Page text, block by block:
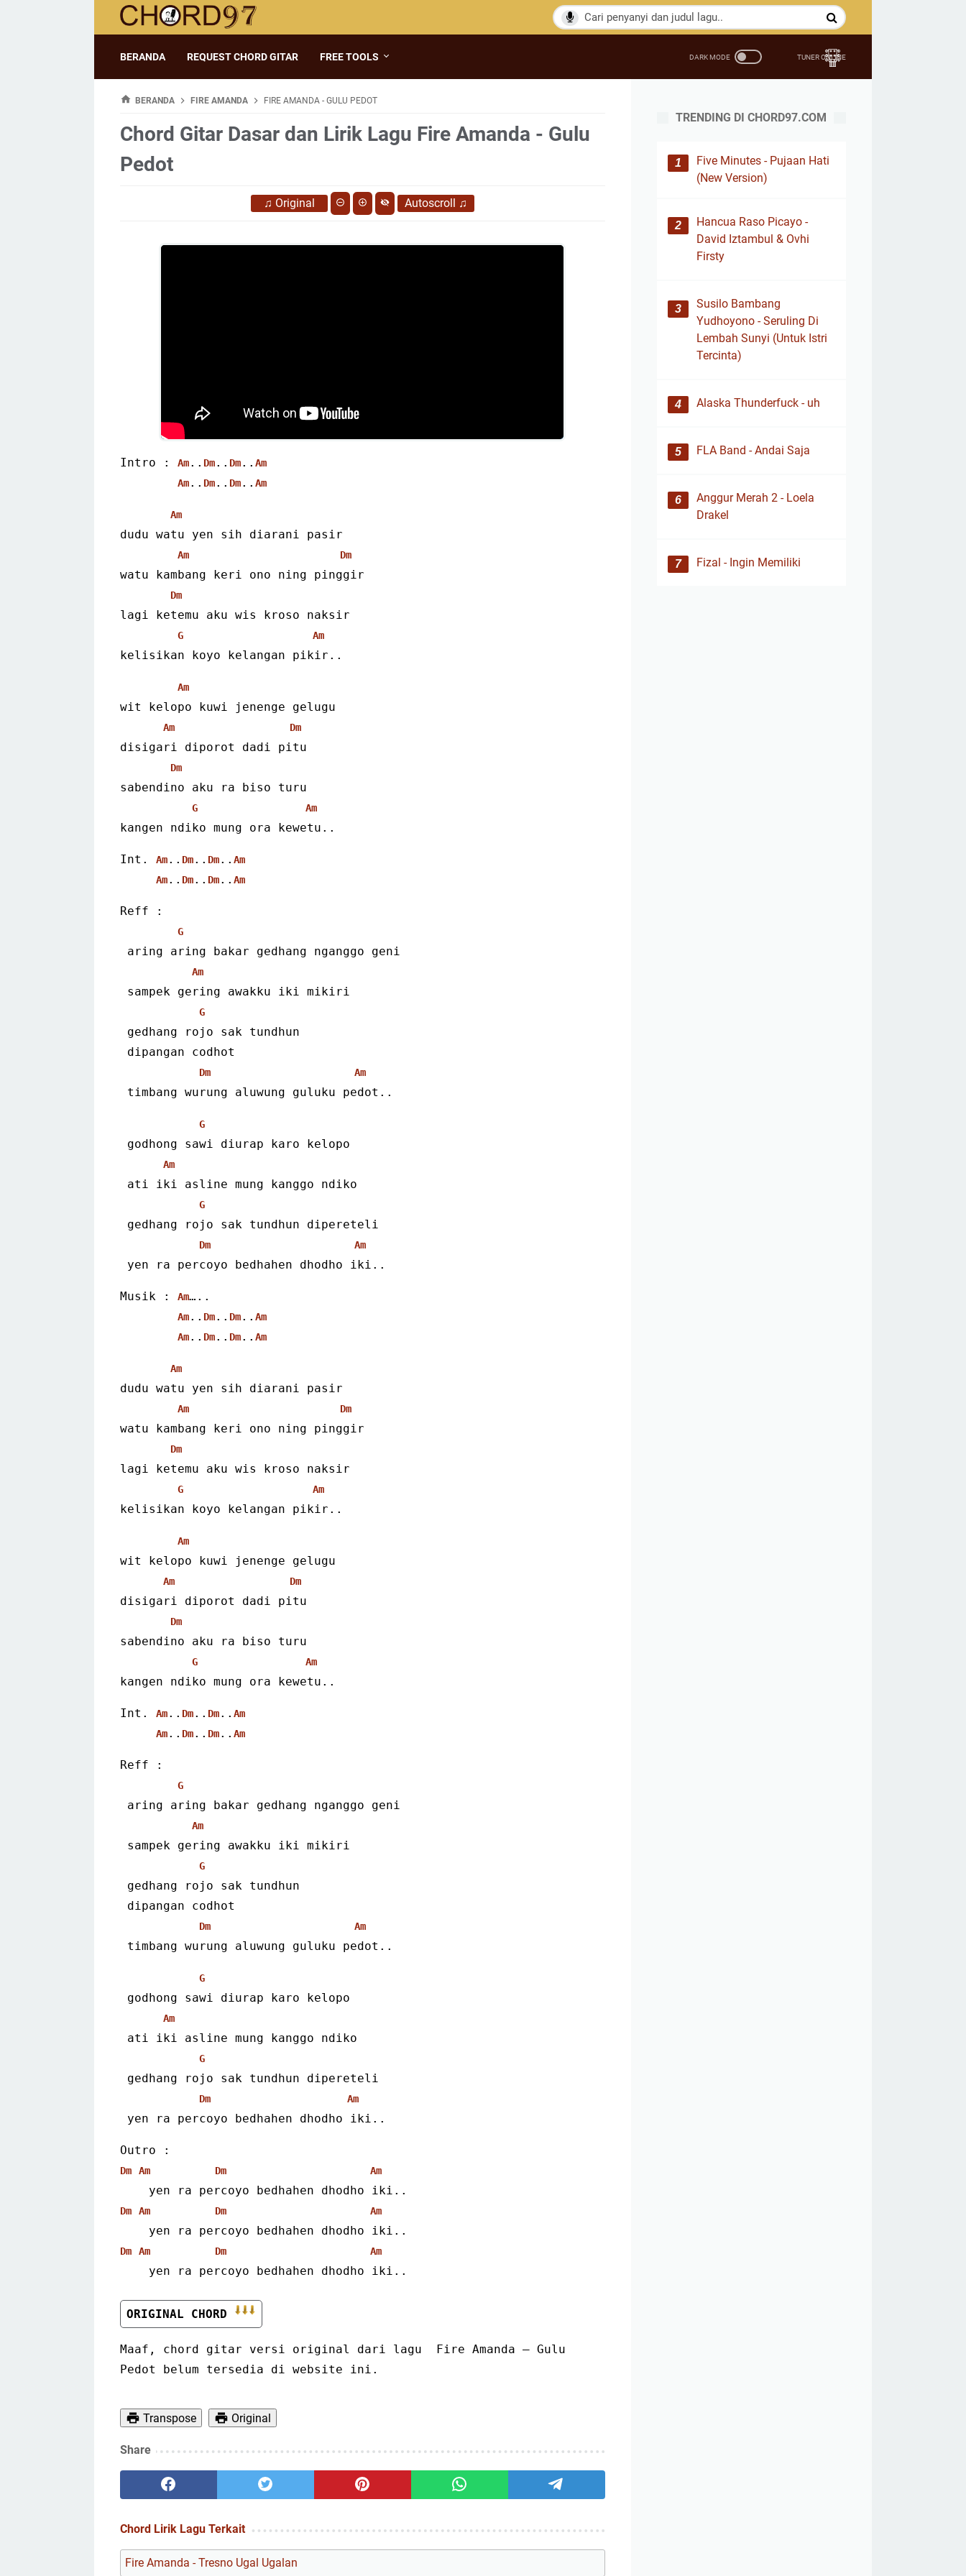
BERANDA REQUEST CHORD GITAR FREE TOOLS
BERANDA FIRE AMANDA FIRE AMANDA - GULU PEDOT
Chord Gitar Dasar dan Lirik Lagu Fire Amanda - Gulu
Pedot
♫ Original Autoscroll ♫
Intro : Am.. Dm.. Dm.. Am
Am.. Dm.. Dm.. Am
Am
dudu watu yen sih diarani pasir
Am Dm
watu kambang keri ono ning pinggir
Dm
lagi ketemu aku wis kroso naksir
G Am
kelisikan koyo kelangan pikir..
Am
wit kelopo kuwi jenenge gelugu
Am Dm
disigari diporot dadi pitu
Dm
sabendino aku ra biso turu
G Am
kangen ndiko mung ora kewetu..
Int. Am.. Dm.. Dm.. Am
Am.. Dm.. Dm.. Am
Reff :
G
aring aring bakar gedhang nganggo geni
Am
sampek gering awakku iki mikiri
G
gedhang rojo sak tundhun
dipangan codhot
Dm Am
timbang wurung aluwung guluku pedot..
G
godhong sawi diurap karo kelopo
Am
ati iki asline mung kanggo ndiko
G
gedhang rojo sak tundhun dipereteli
Dm Am
yen ra percoyo bedhahen dhodho iki..
Musik : Am…..
Am.. Dm.. Dm.. Am
Am.. Dm.. Dm.. Am
Am
dudu watu yen sih diarani pasir
Am Dm
watu kambang keri ono ning pinggir
Dm
lagi ketemu aku wis kroso naksir
G Am
kelisikan koyo kelangan pikir..
Am
wit kelopo kuwi jenenge gelugu
Am Dm
disigari diporot dadi pitu
Dm
sabendino aku ra biso turu
G Am
kangen ndiko mung ora kewetu..
Int. Am.. Dm.. Dm.. Am
Am.. Dm.. Dm.. Am
Reff :
G
aring aring bakar gedhang nganggo geni
Am
sampek gering awakku iki mikiri
G
gedhang rojo sak tundhun
dipangan codhot
Dm Am
timbang wurung aluwung guluku pedot..
G
godhong sawi diurap karo kelopo
Am
ati iki asline mung kanggo ndiko
G
gedhang rojo sak tundhun dipereteli
Dm Am
yen ra percoyo bedhahen dhodho iki..
Outro :
Dm Am Dm Am
    yen ra percoyo bedhahen dhodho iki..
Dm Am Dm Am
    yen ra percoyo bedhahen dhodho iki..
Dm Am Dm Am
    yen ra percoyo bedhahen dhodho iki..
ORIGINAL CHORD
Maaf, chord gitar versi original dari lagu  Fire Amanda – Gulu
Pedot belum tersedia di website ini.
Transpose Original
Share
Chord Lirik Lagu Terkait
Fire Amanda - Tresno Ugal Ugalan
TRENDING DI CHORD97.COM
Five Minutes - Pujaan Hati
(New Version)
Hancua Raso Picayo -
David Iztambul & Ovhi
Firsty
Susilo Bambang
Yudhoyono - Seruling Di
Lembah Sunyi (Untuk Istri
Tercinta)
Alaska Thunderfuck - uh
FLA Band - Andai Saja
Anggur Merah 2 - Loela
Drakel
Fizal - Ingin Memiliki